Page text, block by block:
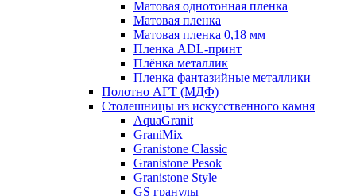
Матовая однотонная пленка
Матовая пленка
Матовая пленка 0,18 мм
Пленка ADL-принт
Плёнка металлик
Пленка фантазийные металлики
Полотно АГТ (МДФ)
Столешницы из искусственного камня
AquaGranit
GraniMix
Granistone Classic
Granistone Pesok
Granistone Style
GS гранулы